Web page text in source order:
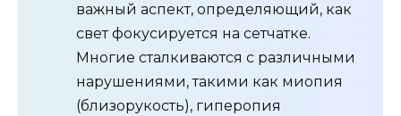
важный аспект, определяющий, как
свет фокусируется на сетчатке.
Многие сталкиваются с различными
нарушениями, такими как миопия
(близорукость), гиперопия